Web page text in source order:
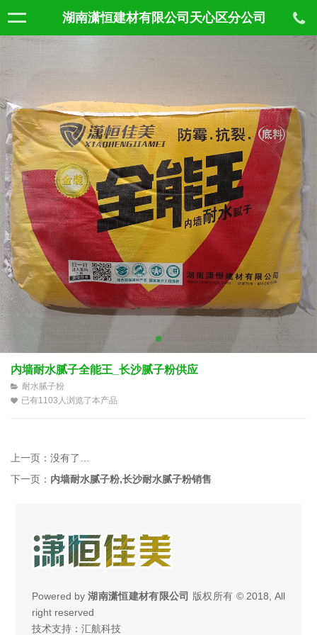
湖南潇恒建材有限公司天心区分公司
内墙耐水腻子全能王_长沙腻子粉供应
耐水腻子粉
已有1103人浏览了本产品
上一页： 没有了…
下一页： 内墙耐水腻子粉,长沙耐水腻子粉销售
Powered by湖南潇恒建材有限公司 版权所有 © 2018, All
right reserved
技术支持：汇航科技